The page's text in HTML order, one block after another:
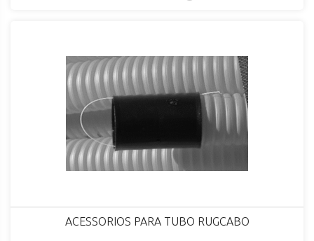
ACESSORIOS PARA TUBO RUGCABO